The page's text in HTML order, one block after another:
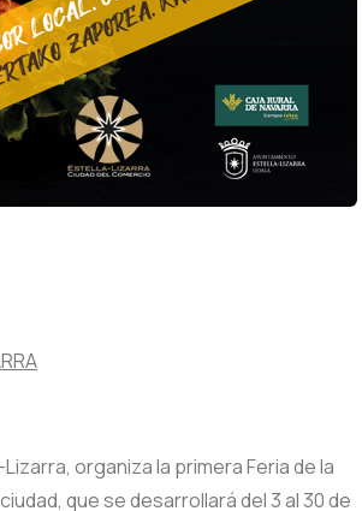
organiza la primera Feria de la
que se desarrollará del 3 al 30 de